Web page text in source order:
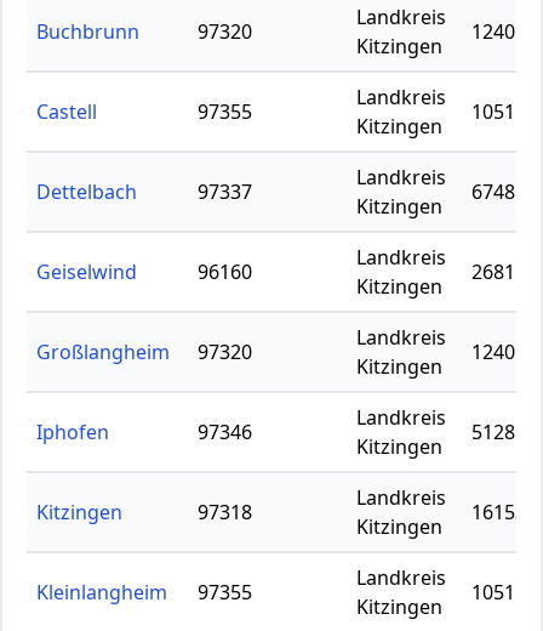
Buchbrunn 97320
Landkreis
Kitzingen
1240
Castell 97355
Landkreis
Kitzingen
1051
Dettelbach 97337
Landkreis
Kitzingen
6748
Geiselwind 96160
Landkreis
Kitzingen
2681
Großlangheim 97320
Landkreis
Kitzingen
1240
Iphofen 97346
Landkreis
Kitzingen
5128
Kitzingen 97318
Landkreis
Kitzingen
16153
Kleinlangheim 97355
Landkreis
Kitzingen
1051